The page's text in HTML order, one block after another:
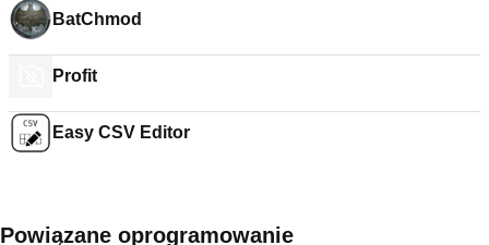
BatChmod
Profit
Easy CSV Editor
Powiązane oprogramowanie